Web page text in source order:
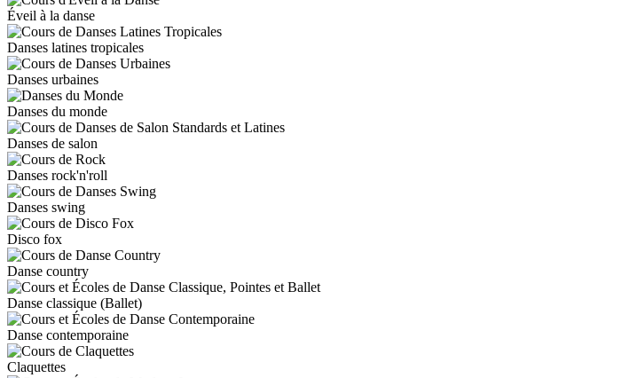
Éveil à la danse
Danses latines tropicales
Danses urbaines
Danses du monde
Danses de salon
Danses rock'n'roll
Danses swing
Disco fox
Danse country
Danse classique (Ballet)
Danse contemporaine
Claquettes